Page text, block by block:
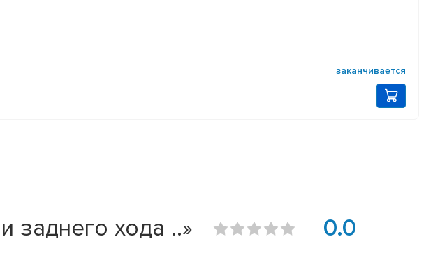
заканчивается
хода ..» 0.0